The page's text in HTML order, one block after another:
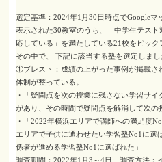
選定基準：2024年1月30日時点でGoogle
表示された30教室のうち、「中学生テス
応している」を満たしている21校をピック
その中で、 下記に該当する塾を選定しまし
①ブレスト：成績の上がった事例が掲載さ
体制が整っている。
・「疑問点を次の授業に残さない学習サ
があり、その時間で疑問点を解消して次の
・「2022年横浜エリアで講師への満足度
エリアで子供に通わせたい学習塾No1に選
係者が進める学習塾No1に選ばれた」
調査期間：2022年1月3～4日 調査方法：